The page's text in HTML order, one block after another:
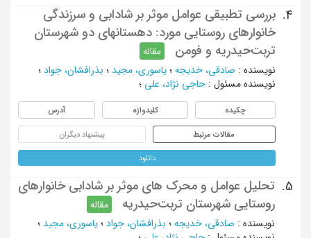
4.
بررسی تطبیقی عوامل موثر بر شادابی و سرزندگی
خانوارهای روستایی مورد: دهستانهای دو شهرستان
تربت‌حیدریه و فومن
مقاله
نویسنده : صادقی، خدیجه ؛ یاسوری، مجید ؛ بذرافشان، جواد ؛
نویسنده مسئول : حاجی نژاد، علی ؛
چکیده کلیدواژه آدرس
مقالات مرتبط پیشنهاد دیگران
دانلود
5.
تحلیل عوامل و محرک های موثر بر شادابی خانوارهای
روستایی شهرستان تربت‌حیدریه
مقاله
نویسنده : صادقی، خدیجه ؛ بذرافشان، جواد ؛ یاسوری، مجید ؛